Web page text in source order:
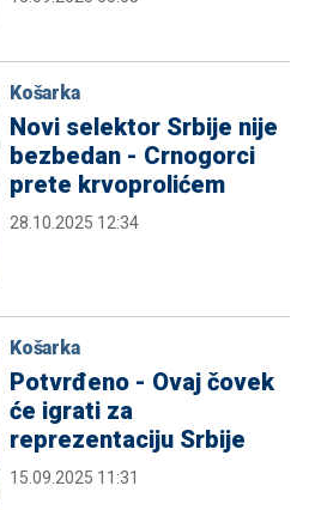
Košarka
Novi selektor Srbije nije
bezbedan - Crnogorci
prete krvoprolićem
28.10.2025 12:34
Košarka
Potvrđeno - Ovaj čovek
će igrati za
reprezentaciju Srbije
15.09.2025 11:31